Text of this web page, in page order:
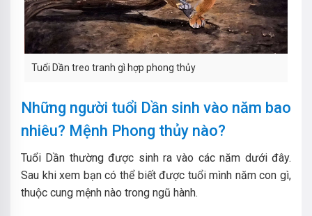
Tuổi Dần treo tranh gì hợp phong thủy
Những người tuổi Dần sinh vào năm bao
nhiêu? Mệnh Phong thủy nào?
Tuổi Dần thường được sinh ra vào các năm dưới đây.
Sau khi xem bạn có thể biết được tuổi mình năm con gì,
thuộc cung mệnh nào trong ngũ hành.